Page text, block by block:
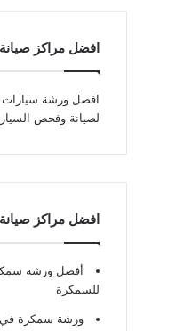
افضل مراكز
افضل ورشة سيارات
لصيانة وفحص
افضل مراكز
أفضل ورشة
للسمكرة
ورشة سمكرة في